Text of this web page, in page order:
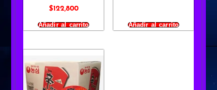
$122,800
Añadir al carrito Añadir al carrito